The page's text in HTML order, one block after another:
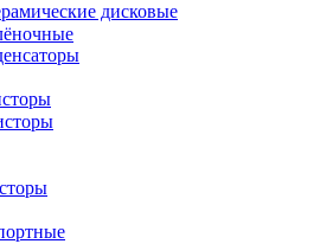
дисковые